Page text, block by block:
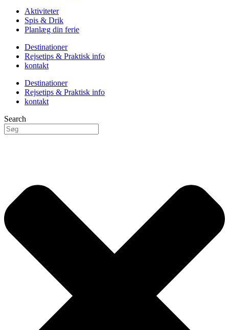
Aktiviteter
Spis & Drik
Planlæg din ferie
Destinationer
Rejsetips & Praktisk info
kontakt
Destinationer
Rejsetips & Praktisk info
kontakt
Search